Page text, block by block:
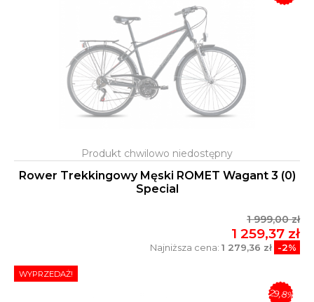
Rower Trekkingowy Męski ROMET Wagant 3 (0)
Special
1 999,00 zł
1 259,37 zł
Najniższa cena: 1 279,36 zł -2%
WYPRZEDAŻ!
-29,8%